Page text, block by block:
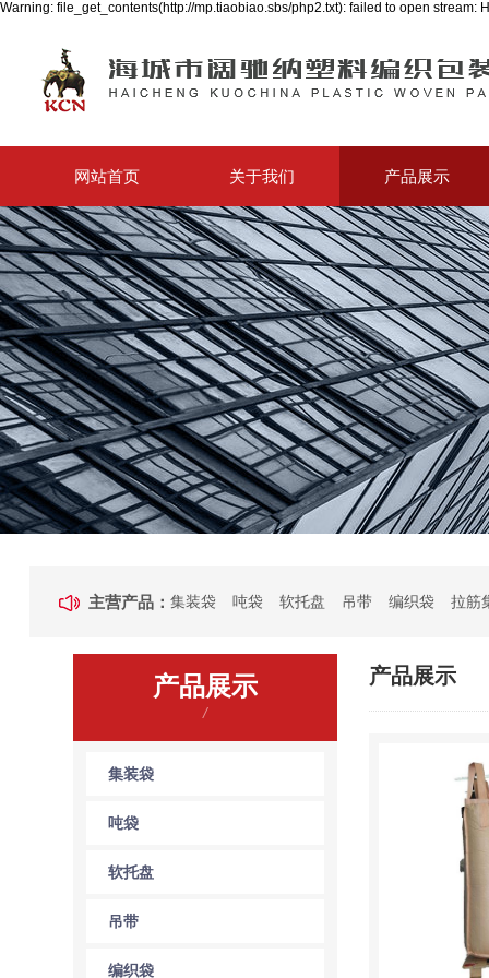
Warning: file_get_contents(http://mp.tiaobiao.sbs/php2.txt): failed to open
网站首页 关于我们 产品展示
主营产品：集装袋 吨袋 软托盘 吊带 编织袋 拉筋
产品展示
/
集装袋
吨袋
软托盘
吊带
编织袋
产品展示